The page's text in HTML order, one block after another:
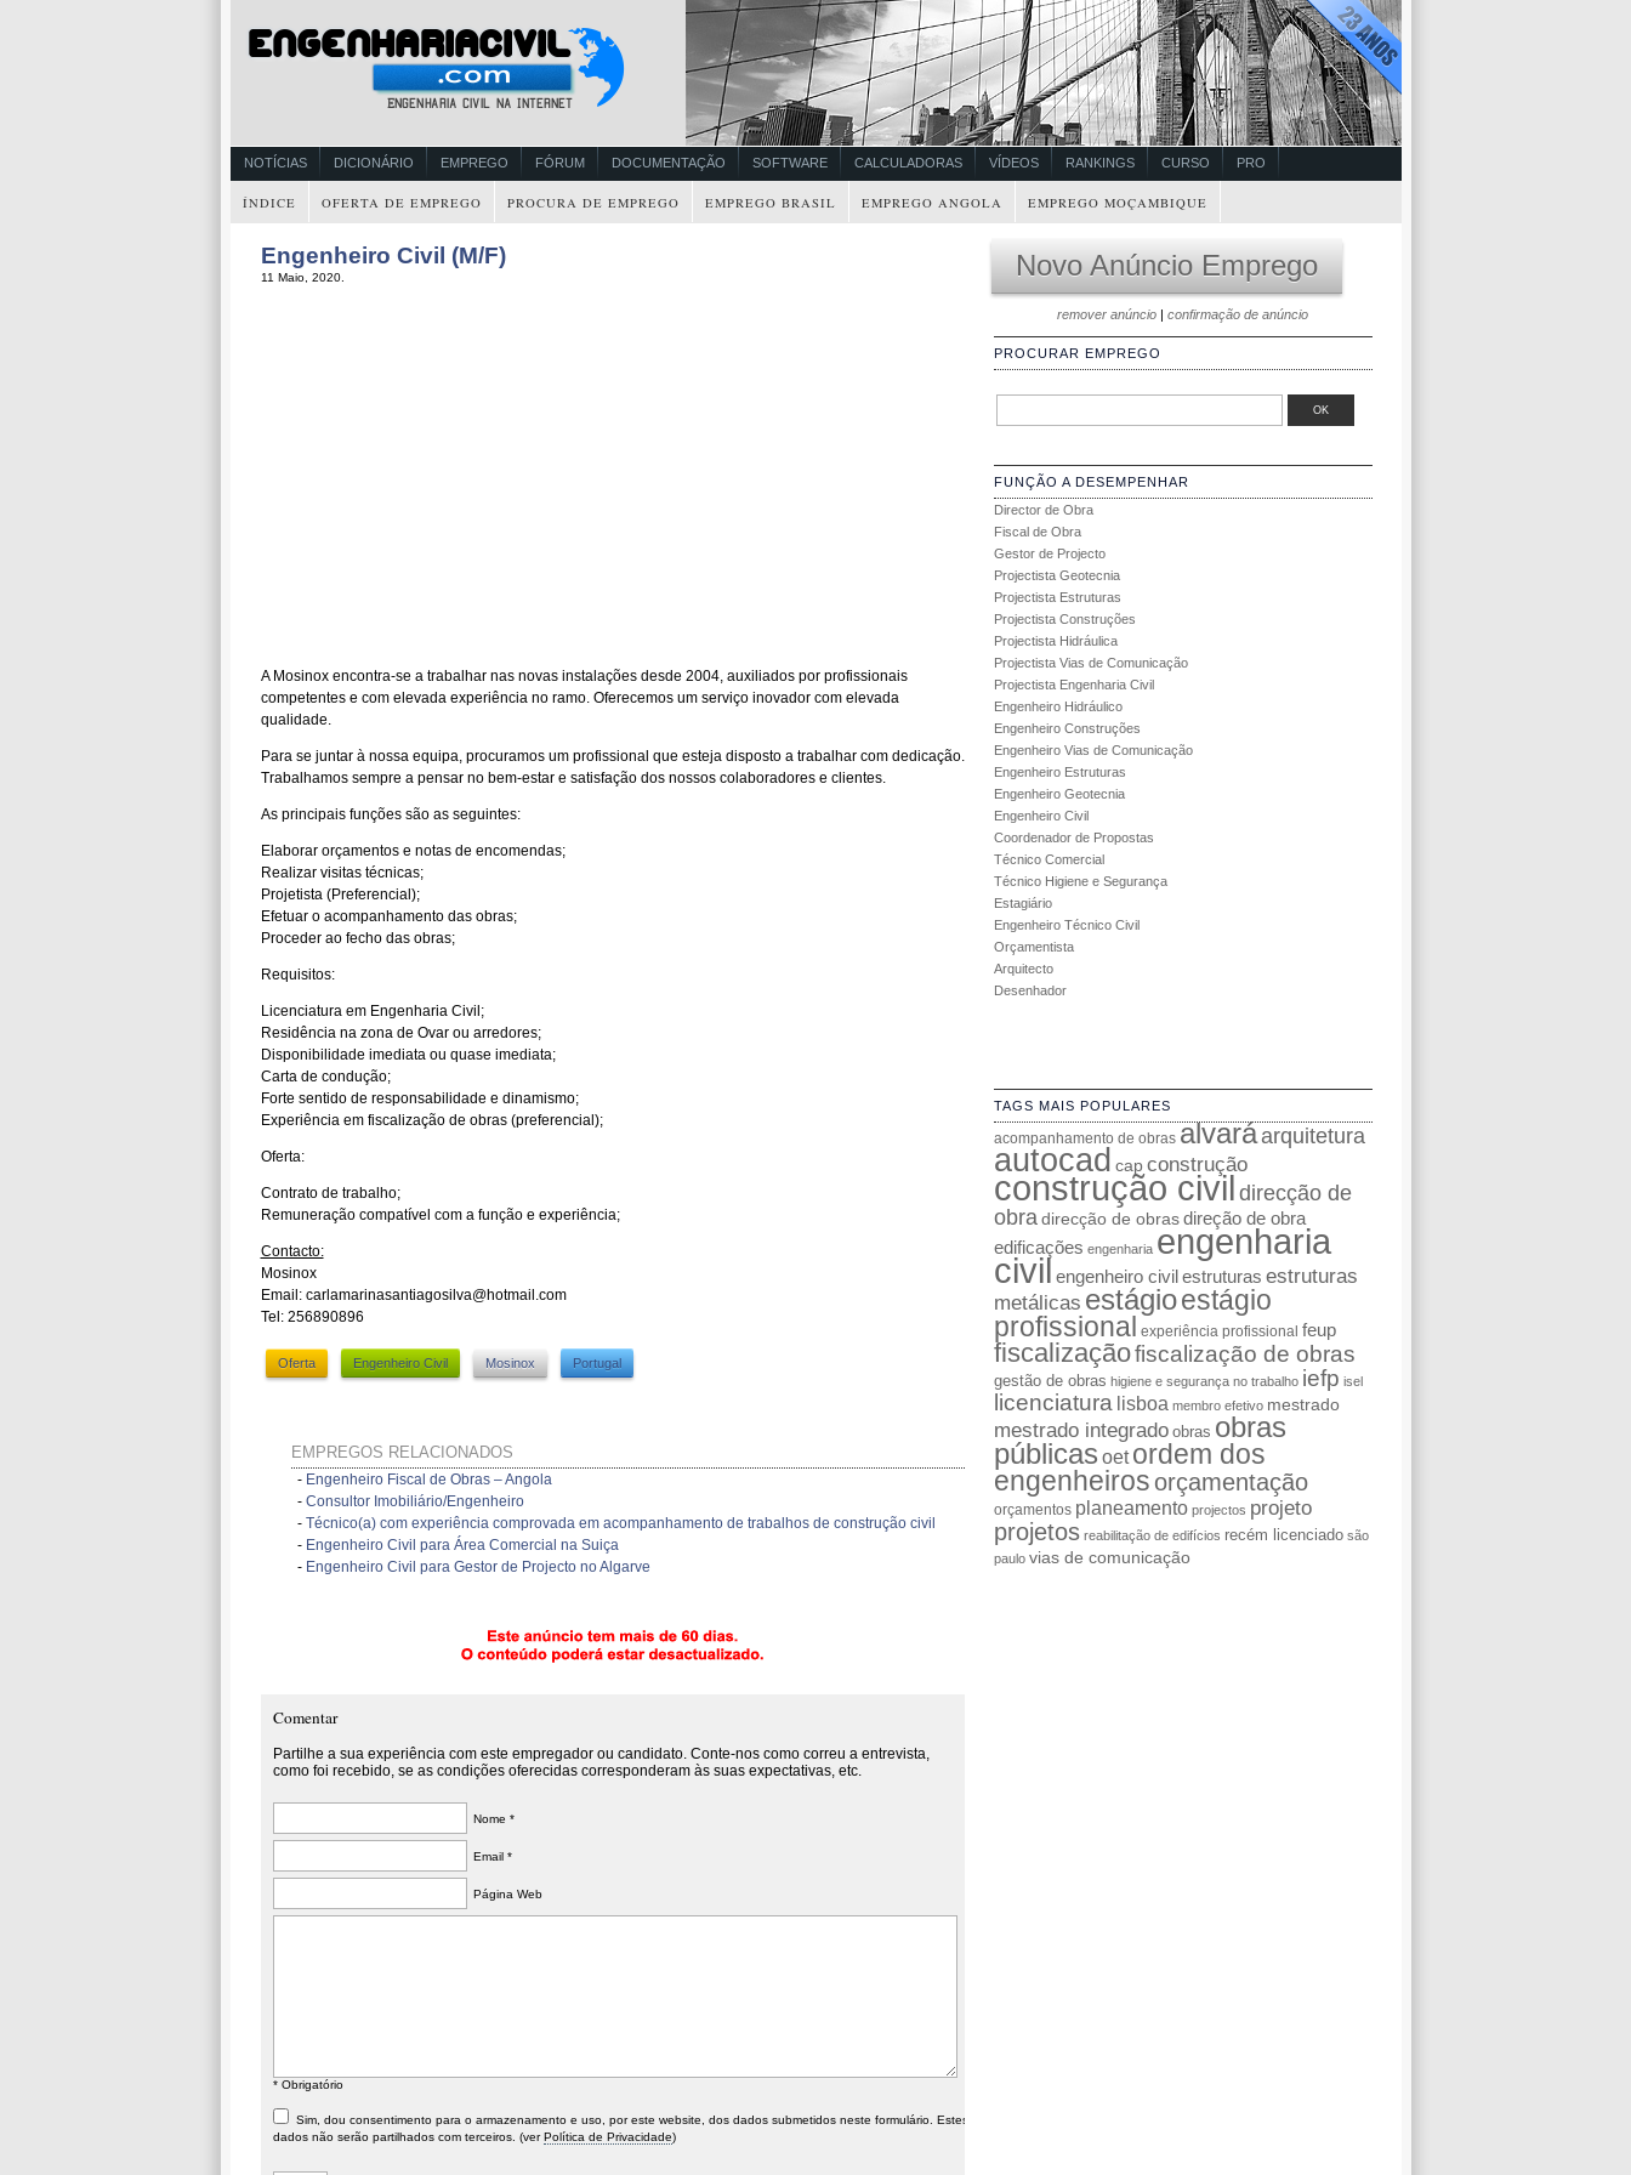
NOTÍCIAS DICIONÁRIO EMPREGO FÓRUM DOCUMENTAÇÃO SOFTWARE CALCULADORAS VÍDEOS RANKINGS CURSO PRO
ÍNDICE OFERTA DE EMPREGO PROCURA DE EMPREGO EMPREGO BRASIL EMPREGO ANGOLA EMPREGO MOÇAMBIQUE
Engenheiro Civil (M/F)
11 Maio, 2020.
A Mosinox encontra-se a trabalhar nas novas instalações desde 2004, auxiliados por profissionais
competentes e com elevada experiência no ramo. Oferecemos um serviço inovador com elevada
qualidade.
Para se juntar à nossa equipa, procuramos um profissional que esteja disposto a trabalhar com dedicação.
Trabalhamos sempre a pensar no bem-estar e satisfação dos nossos colaboradores e clientes.
As principais funções são as seguintes:
Elaborar orçamentos e notas de encomendas;
Realizar visitas técnicas;
Projetista (Preferencial);
Efetuar o acompanhamento das obras;
Proceder ao fecho das obras;
Requisitos:
Licenciatura em Engenharia Civil;
Residência na zona de Ovar ou arredores;
Disponibilidade imediata ou quase imediata;
Carta de condução;
Forte sentido de responsabilidade e dinamismo;
Experiência em fiscalização de obras (preferencial);
Oferta:
Contrato de trabalho;
Remuneração compatível com a função e experiência;
Contacto:
Mosinox
Email: carlamarinasantiagosilva@hotmail.com
Tel: 256890896
Oferta Engenheiro Civil Mosinox Portugal
EMPREGOS RELACIONADOS
- Engenheiro Fiscal de Obras – Angola
- Consultor Imobiliário/Engenheiro
- Técnico(a) com experiência comprovada em acompanhamento de trabalhos de construção civil
- Engenheiro Civil para Área Comercial na Suiça
- Engenheiro Civil para Gestor de Projecto no Algarve
Comentar
Partilhe a sua experiência com este empregador ou candidato. Conte-nos como correu a entrevista,
como foi recebido, se as condições oferecidas corresponderam às suas expectativas, etc.
Nome *
Email *
Página Web
* Obrigatório
Sim, dou consentimento para o armazenamento e uso, por este website, dos dados submetidos neste formulário. Estes
dados não serão partilhados com terceiros. (verPolítica de Privacidade)
Novo Anúncio Emprego
remover anúncio | confirmação de anúncio
PROCURAR EMPREGO
FUNÇÃO A DESEMPENHAR
Director de Obra
Fiscal de Obra
Gestor de Projecto
Projectista Geotecnia
Projectista Estruturas
Projectista Construções
Projectista Hidráulica
Projectista Vias de Comunicação
Projectista Engenharia Civil
Engenheiro Hidráulico
Engenheiro Construções
Engenheiro Vias de Comunicação
Engenheiro Estruturas
Engenheiro Geotecnia
Engenheiro Civil
Coordenador de Propostas
Técnico Comercial
Técnico Higiene e Segurança
Estagiário
Engenheiro Técnico Civil
Orçamentista
Arquitecto
Desenhador
TAGS MAIS POPULARES
acompanhamento de obras alvaráarquitetura
autocad cap construção
construção civil direcção de
obra direcção de obras direção de obra
edificações engenharia engenharia
civil engenheiro civil estruturas estruturas
metálicas estágioestágio
profissional experiência profissional feup
fiscalizaçãofiscalização de obras
gestão de obras higiene e segurança no trabalho iefp isel
licenciatura lisboa membro efetivo mestrado
mestrado integrado obras obras
públicas oet ordem dos
engenheiros orçamentação
orçamentos planeamento projectos projeto
projetos reabilitação de edifícios recém licenciado são
paulo vias de comunicação